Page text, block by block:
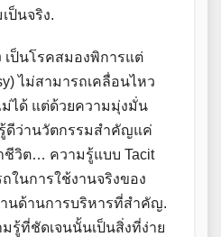
ป็นจริง.
เป็นโรคสมองพิการแต่
ไม่สามารถเคลื่อนไหว
ได้ แต่ด้วยความมุ่งมั่น
ว่านวัตกรรมสำคัญแค่
วิต… ความรู้แบบ Tacit
ในการใช้งานจริงของ
นด้านการบริหารที่สำคัญ.
รู้ที่ชัดเจนนั้นเป็นสิ่งที่ง่าย